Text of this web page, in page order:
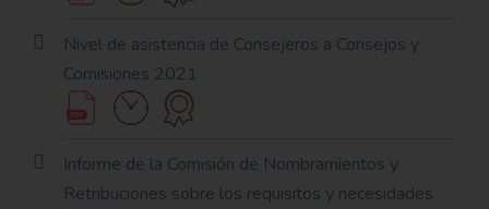
Nivel de asistencia de Consejeros a Consejos y
Comisiones 2021
Informe de la Comisión de Nombramientos y
Retribuciones sobre los requisitos y necesidades